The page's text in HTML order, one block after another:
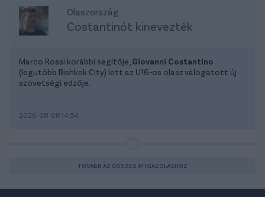
Olaszország
Costantinót kinevezték
Marco Rossi korábbi segítője, Giovanni Costantino
(legutóbb Bishkek City) lett az U16-os olasz válogatott új
szövetségi edzője.
2026-08-08 14:54
TOVÁBB AZ ÖSSZES ÁTIGAZOLÁSHOZ